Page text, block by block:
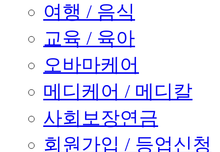
여행 / 음식
교육 / 육아
오바마케어
메디케어 / 메디칼
사회보장연금
회원가입 / 등업신청